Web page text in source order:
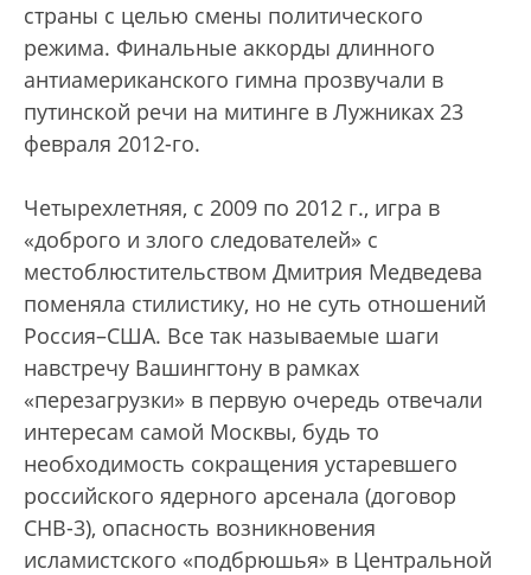
страны с целью смены политического
режима. Финальные аккорды длинного
антиамериканского гимна прозвучали в
путинской речи на митинге в Лужниках 23
февраля 2012-го.
Четырехлетняя, с 2009 по 2012 г., игра в
«доброго и злого следователей» с
местоблюстительством Дмитрия Медведева
поменяла стилистику, но не суть отношений
Россия–США. Все так называемые шаги
навстречу Вашингтону в рамках
«перезагрузки» в первую очередь отвечали
интересам самой Москвы, будь то
необходимость сокращения устаревшего
российского ядерного арсенала (договор
СНВ-3), опасность возникновения
исламистского «подбрюшья» в Центральной